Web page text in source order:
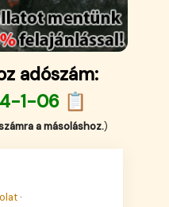
adószám:
1-06 📋
a másoláshoz.)
·